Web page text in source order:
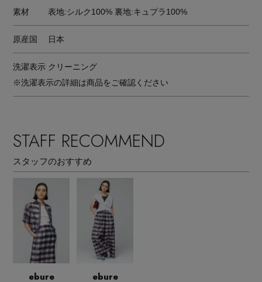
素材 表地:シルク100% 裏地:キュプラ100%
原産国 日本
洗濯表示 クリーニング
※洗濯表示の詳細は商品をご確認ください
STAFF RECOMMEND
スタッフのおすすめ
ebure ebure